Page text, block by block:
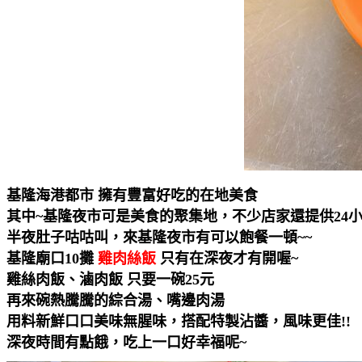
基隆海港都市 擁有豐富好吃的在地美食
其中~基隆夜市可是美食的聚集地，不少店家還提供24
半夜肚子咕咕叫，來基隆夜市有可以飽餐一頓~~
基隆廟口10攤 雞肉絲飯 只有在深夜才有開喔~
雞絲肉飯、滷肉飯 只要一碗25元
再來碗熱騰騰的綜合湯、嘴邊肉湯
用料新鮮口口美味無腥味，搭配特製沾醬，風味更佳!!
深夜時間有點餓，吃上一口好幸福呢~